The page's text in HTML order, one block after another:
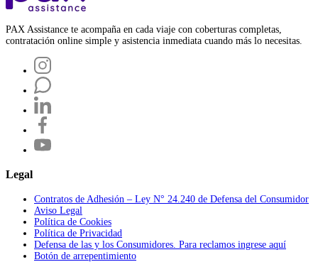
PAX Assistance te acompaña en cada viaje con coberturas completas,
contratación online simple y asistencia inmediata cuando más lo necesitas.
Legal
Contratos de Adhesión – Ley N° 24.240 de Defensa del Consumidor
Aviso Legal
Política de Cookies
Política de Privacidad
Defensa de las y los Consumidores. Para reclamos ingrese aquí
Botón de arrepentimiento